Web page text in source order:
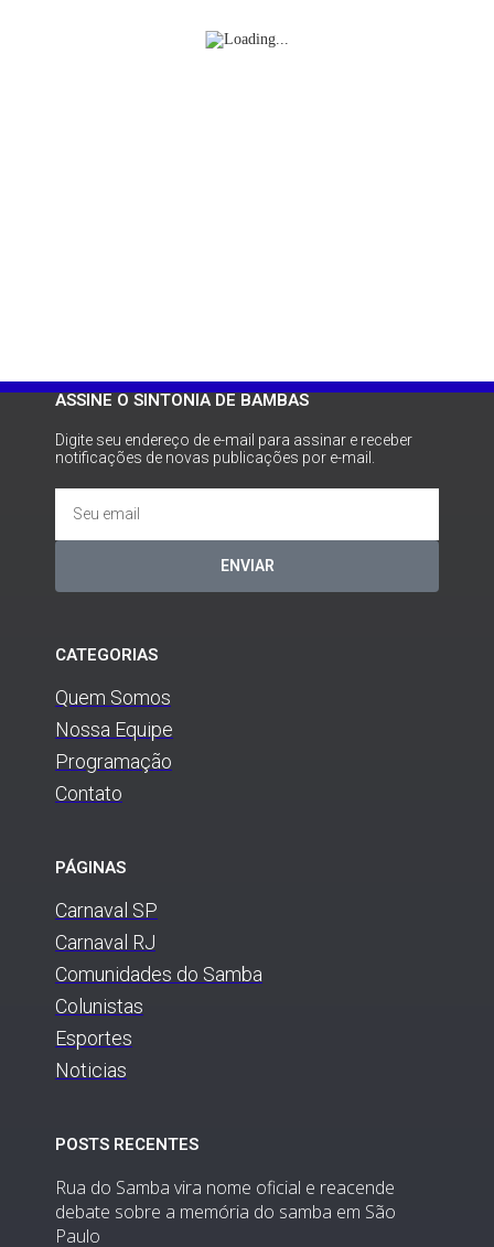
ASSINE O SINTONIA DE BAMBAS
Digite seu endereço de e-mail para assinar e receber
notificações de novas publicações por e-mail.
ENVIAR
CATEGORIAS
Quem Somos
Nossa Equipe
Programação
Contato
PÁGINAS
Carnaval SP
Carnaval RJ
Comunidades do Samba
Colunistas
Esportes
Noticias
POSTS RECENTES
Rua do Samba vira nome oficial e reacende
debate sobre a memória do samba em São
Paulo